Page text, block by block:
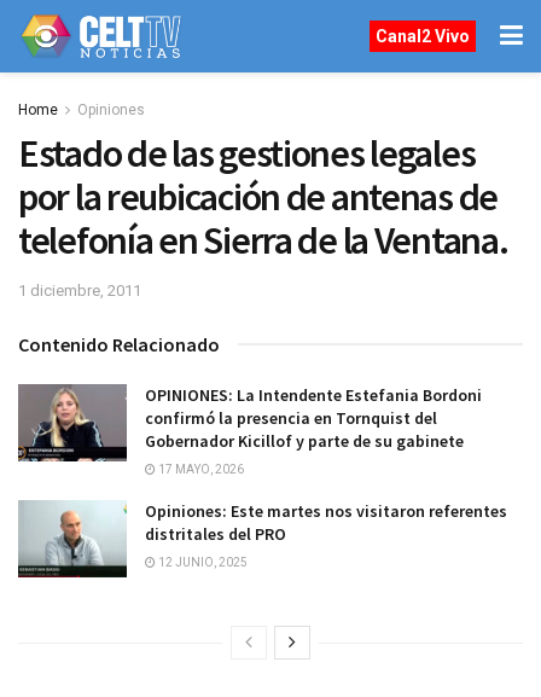
Canal2 Vivo
Home Opiniones
Estado de las gestiones legales
por la reubicación de antenas de
telefonía en Sierra de la Ventana.
1 diciembre, 2011
Contenido Relacionado
OPINIONES: La Intendente Estefania Bordoni
confirmó la presencia en Tornquist del
Gobernador Kicillof y parte de su gabinete
17 MAYO, 2026
Opiniones: Este martes nos visitaron referentes
distritales del PRO
12 JUNIO, 2025